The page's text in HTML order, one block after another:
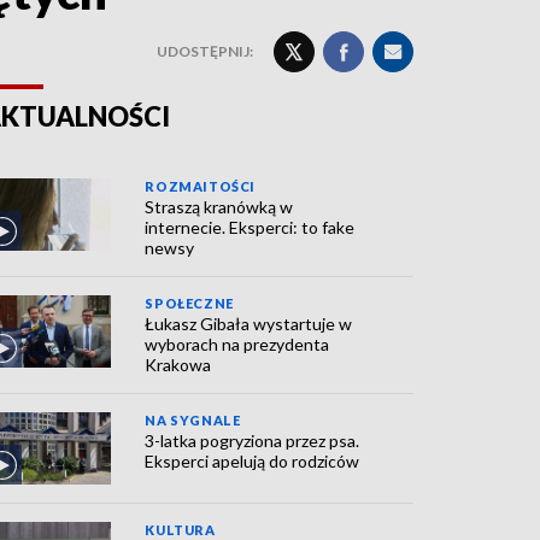
UDOSTĘPNIJ:
ROZMAITOŚCI
Straszą kranówką w
internecie. Eksperci: to fake
newsy
SPOŁECZNE
Łukasz Gibała wystartuje w
wyborach na prezydenta
Krakowa
NA SYGNALE
3-latka pogryziona przez psa.
Eksperci apelują do rodziców
KULTURA